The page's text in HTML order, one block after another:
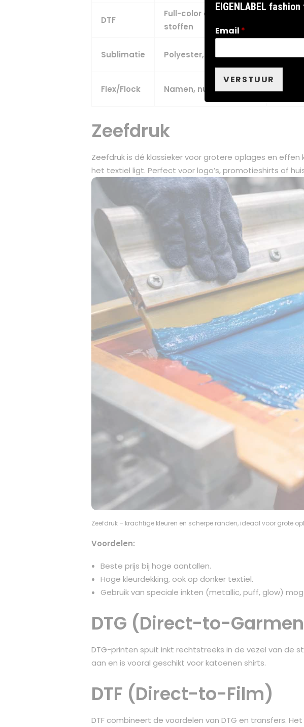
DTF
Full-color op veel
stoffen
Sublimatie Polyester, sport
Flex/Flock Namen, nummers
Zeefdruk
Zeefdrukis dé klassieker voor grotere oplages en effen
het textiel ligt. Perfect voor logo’s, promotieshirts of
Zeefdruk – krachtige kleuren en scherpe randen, ideaal voor grote
Voordelen:
Beste prijs bij hoge aantallen.
Hoge kleurdekking, ook op donker textiel.
Gebruik van speciale inkten (metallic, puff, glow)
DTG (Direct-to-
DTG-printen spuit inkt rechtstreeks in de vezel van de
aan en is vooral geschikt voor katoenen shirts.
DTF (Direct-to-Film)
DTF combineert de voordelen van DTG en transfers.
EIGENLABEL
Email *
VERSTUUR